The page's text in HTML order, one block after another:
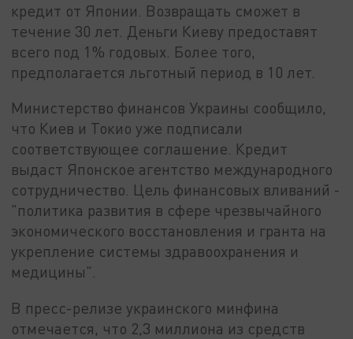
кредит от Японии. Возвращать сможет в
течение 30 лет. Деньги Киеву предоставят
всего под 1% годовых. Более того,
предполагается льготный период в 10 лет.
Министерство финансов Украины сообщило,
что Киев и Токио уже подписали
соответствующее соглашение. Кредит
выдаст Японское агентство международного
сотрудничество. Цель финансовых вливаний -
"политика развития в сфере чрезвычайного
экономического восстановления и гранта на
укрепление системы здравоохранения и
медицины".
В пресс-релизе украинского минфина
отмечается, что 2,3 миллиона из средств